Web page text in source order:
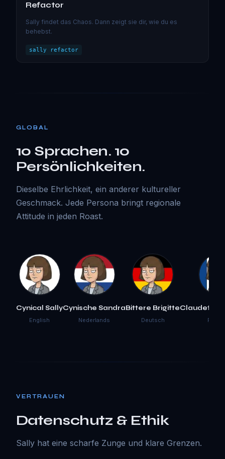
Refactor
Sally findet das Chaos. Dann zeigt sie dir, wie du es
behebst.
sally refactor
GLOBAL
10 Sprachen. 10
Persönlichkeiten.
Dieselbe Ehrlichkeit, ein anderer kultureller
Geschmack. Jede Persona bringt regionale
Attitude in jeden Roast.
Cynical Sally
English
Cynische Sandra
Nederlands
Bittere Brigitte
Deutsch
Claudette
VERTRAUEN
Datenschutz & Ethik
Sally hat eine scharfe Zunge und klare Grenzen.